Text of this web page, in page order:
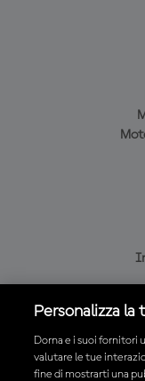
Personalizza la
Dorna e i suoi fornitori
valutare le tue
fine di mostrarti una